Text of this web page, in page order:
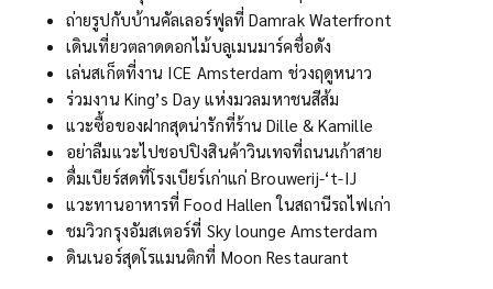
ถ่ายรูปกับบ้านคัลเลอร์ฟูลที่ Damrak Waterfront
เดินเที่ยวตลาดดอกไม้บลูเมนมาร์คชื่อดัง
เล่นสเก็ตที่งาน ICE Amsterdam ช่วงฤดูหนาว
ร่วมงาน King’s Day แห่งมวลมหาชนสีส้ม
แวะซื้อของฝากสุดน่ารักที่ร้าน Dille & Kamille
อย่าลืมแวะไปชอปปิงสินค้าวินเทจที่ถนนเก้าสาย
ดื่มเบียร์สดที่โรงเบียร์เก่าแก่ Brouwerij-‘t-IJ
แวะทานอาหารที่ Food Hallen ในสถานีรถไฟเก่า
ชมวิวกรุงอัมสเตอร์ที่ Sky lounge Amsterdam
ดินเนอร์สุดโรแมนติกที่ Moon Restaurant